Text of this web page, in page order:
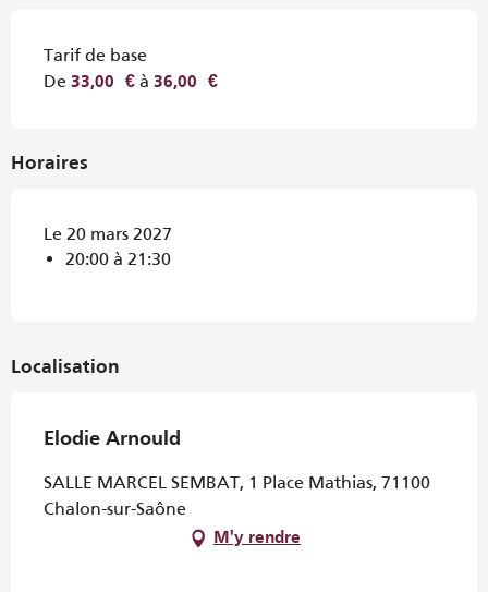
Tarif de base
De 33,00 € à 36,00 €
Horaires
Le 20 mars 2027
20:00 à 21:30
Localisation
Elodie Arnould
SALLE MARCEL SEMBAT, 1 Place Mathias, 71100
Chalon-sur-Saône
M'y rendre